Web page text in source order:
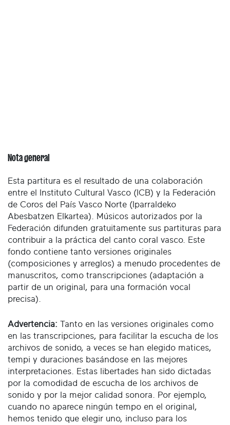
Nota general
Esta partitura es el resultado de una colaboración
entre el Instituto Cultural Vasco (ICB) y la Federación
de Coros del País Vasco Norte (Iparraldeko
Abesbatzen Elkartea). Músicos autorizados por la
Federación difunden gratuitamente sus partituras para
contribuir a la práctica del canto coral vasco. Este
fondo contiene tanto versiones originales
(composiciones y arreglos) a menudo procedentes de
manuscritos, como transcripciones (adaptación a
partir de un original, para una formación vocal
precisa).
Advertencia: Tanto en las versiones originales como
en las transcripciones, para facilitar la escucha de los
archivos de sonido, a veces se han elegido matices,
tempi y duraciones basándose en las mejores
interpretaciones. Estas libertades han sido dictadas
por la comodidad de escucha de los archivos de
sonido y por la mejor calidad sonora. Por ejemplo,
cuando no aparece ningún tempo en el original,
hemos tenido que elegir uno, incluso para los